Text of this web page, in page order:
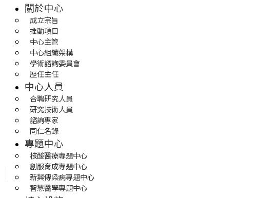
關於中心
成立宗旨
推動項目
中心主管
中心組織架構
學術諮詢委員會
歷任主任
中心人員
合聘研究人員
研究技術人員
諮詢專家
同仁名錄
專題中心
核酸醫療專題中心
創服育成專題中心
新興傳染病專題中心
智慧醫學專題中心